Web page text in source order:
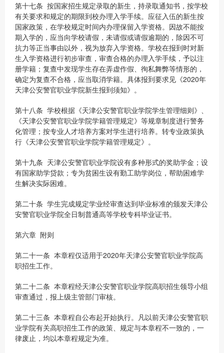
第十七条 按国家招生规定录取的新生，持录取通知书，按学校
有关要求和规定的期限到校办理入学手续。应征入伍的新生按
国家政策，在学校规定时间内办理保留入学资格。因故不能按
期入学的，应当向学校请假，未请假或请假逾期的，除因不可
抗力等正当事由以外，视为放弃入学资格。学校在报到时对新
生入学资格进行初步审查，审查合格的办理入学手续，予以注
册学籍；复查中发现学生存在弄虚作假、徇私舞弊等情形的，
确定为复查不合格，应当取消学籍。具体报到要求见《2020年
天津公安警官职业学院新生报到须知》。
第十八条 学校根据《天津公安警官职业学院学生管理细则》、
《天津公安警官职业学院学籍管理规定》等规章制度进行警务
化管理；按专业人才培养方案对学生进行培养。转专业政策执
行《天津公安警官职业学院学籍管理规定》。
第十九条 天津公安警官职业学院设有多种形式的奖助学金；设
有国家助学贷款；专为贫困生设有勤工助学岗位，帮助困难学
生解决实际困难。
第二十条 学生完成规定学业经审查达到毕业标准的颁发天津公
安警官职业学院全日制普通高等学校专科毕业证书。
第六章 附则
第二十一条 本章程仅适用于2020年天津公安警官职业学院高
职招生工作。
第二十二条 本章程经天津公安警官职业学院高职招生领导小组
审查通过，报上级主管部门审核。
第二十三条 本章程自公布起开始执行。凡以前天津公安警官职
业学院有关高职招生工作的政策、规定与本章程不一致的，一
律废止，均以本章程规定为准。